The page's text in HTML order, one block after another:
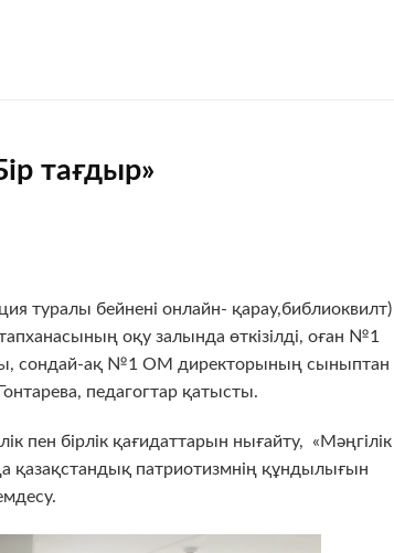
тағдыр»
туралы бейнені онлайн- қарау,библиоквилт)
оқу залында өткізілді, оған №1
сондай-ақ №1 ОМ директорының сыныптан
педагогтар қатысты.
пен бірлік қағидаттарын нығайту, «Мәңгілік
патриотизмнің құндылығын